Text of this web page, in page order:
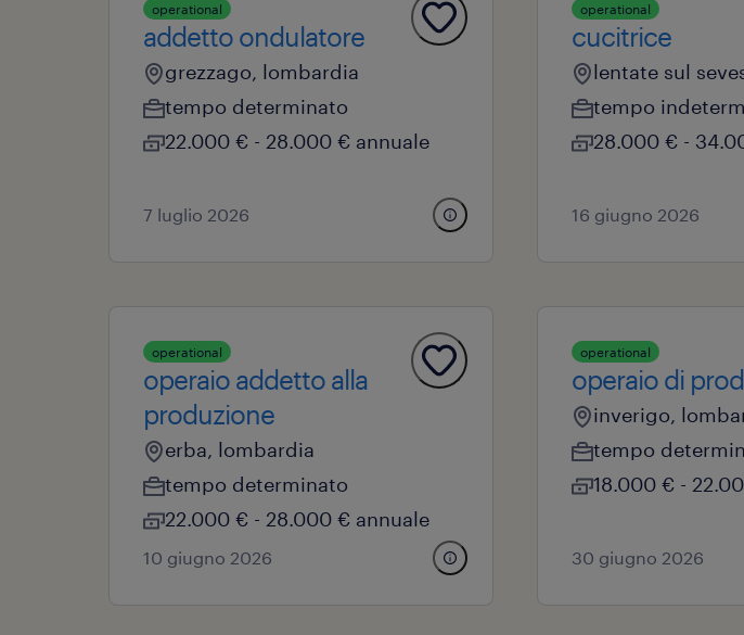
operational
addetto ondulatore
grezzago, lombardia
tempo determinato
22.000 € - 28.000 € annuale
7 luglio 2026
operational
cucitrice
lentate sul
tempo
28.000 € -
16 giugno 2026
operational
operaio addetto alla
produzione
erba, lombardia
tempo determinato
22.000 € - 28.000 € annuale
10 giugno 2026
operational
operaio di
inverigo,
tempo
18.000 € -
30 giugno 2026